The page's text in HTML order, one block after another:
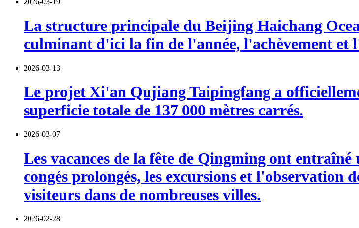
La structure principale du Beijing Haichang
culminant d'ici la fin de l'année, l'achèvement et
2026-03-13
Le projet Xi'an Qujiang Taipingfang a
superficie totale de 137 000 mètres carrés.
2026-03-07
Les vacances de la fête de Qingming ont entraîné
congés prolongés, les excursions et l'observation
visiteurs dans de nombreuses villes.
2026-02-28